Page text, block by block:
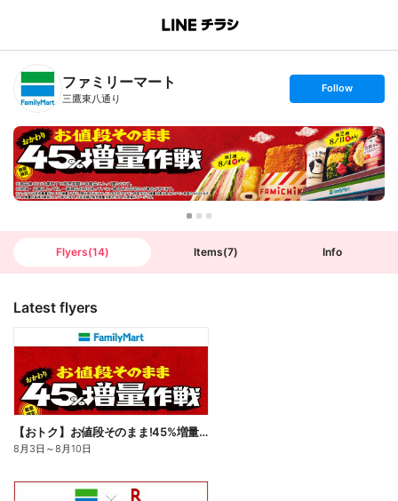
B
n
T
ファミリーマート
三鷹東八通り
s
t
o
l
l
o
w
Follow
Flyers(14) Items(7) Info
Latest flyers
【おトク】お値段そのまま!45%増量作戦!
8月3日 ～8月10日